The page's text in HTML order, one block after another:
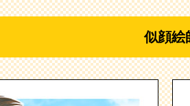
似顔絵